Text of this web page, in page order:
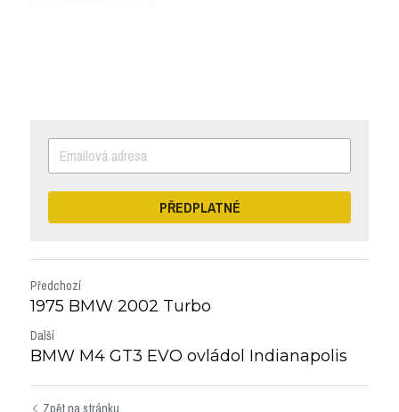
PŘEDPLATNÉ
Předchozí
1975 BMW 2002 Turbo
Další
BMW M4 GT3 EVO ovládol Indianapolis
Zpět na stránku